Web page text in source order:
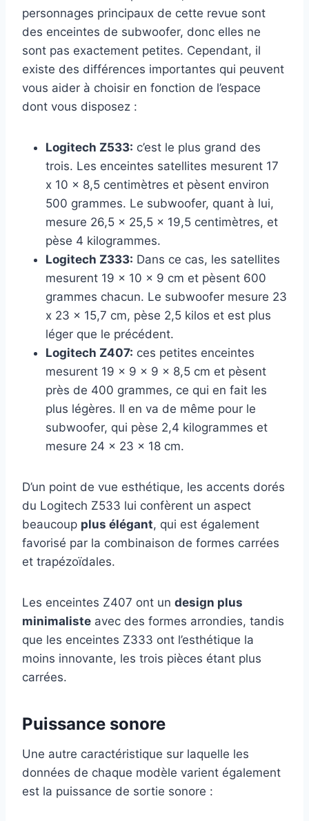
personnages principaux de cette revue sont
des enceintes de subwoofer, donc elles ne
sont pas exactement petites. Cependant, il
existe des différences importantes qui peuvent
vous aider à choisir en fonction de l’espace
dont vous disposez :
Logitech Z533: c’est le plus grand des
trois. Les enceintes satellites mesurent 17
x 10 x 8,5 centimètres et pèsent environ
500 grammes. Le subwoofer, quant à lui,
mesure 26,5 x 25,5 x 19,5 centimètres, et
pèse 4 kilogrammes.
Logitech Z333: Dans ce cas, les satellites
mesurent 19 x 10 x 9 cm et pèsent 600
grammes chacun. Le subwoofer mesure 23
x 23 x 15,7 cm, pèse 2,5 kilos et est plus
léger que le précédent.
Logitech Z407: ces petites enceintes
mesurent 19 x 9 x 9 x 8,5 cm et pèsent
près de 400 grammes, ce qui en fait les
plus légères. Il en va de même pour le
subwoofer, qui pèse 2,4 kilogrammes et
mesure 24 x 23 x 18 cm.
D’un point de vue esthétique, les accents dorés
du Logitech Z533 lui confèrent un aspect
beaucoup plus élégant, qui est également
favorisé par la combinaison de formes carrées
et trapézoïdales.
Les enceintes Z407 ont un design plus
minimaliste avec des formes arrondies, tandis
que les enceintes Z333 ont l’esthétique la
moins innovante, les trois pièces étant plus
carrées.
Puissance sonore
Une autre caractéristique sur laquelle les
données de chaque modèle varient également
est la puissance de sortie sonore :